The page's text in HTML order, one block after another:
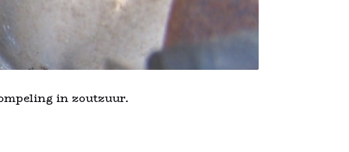
in zoutzuur.